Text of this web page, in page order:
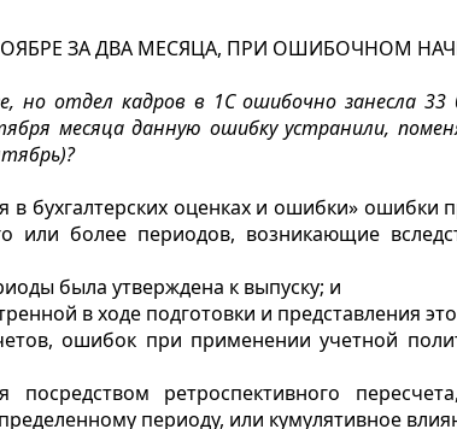
ЗА ДВА МЕСЯЦА, ПРИ ОШИБОЧНОМ
отдел кадров в 1С ошибочно занесла 33
месяца данную ошибку устранили,
в бухгалтерских оценках и ошибки»
или более периодов, возникающие
была утверждена к выпуску; и
в ходе подготовки и представления
ошибок при применении учетной
ретроспективного
периоду, или кумулятивное